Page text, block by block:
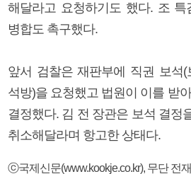
해달라고 요청하기도 했다. 조
병합도 촉구했다.
앞서 검찰은 재판부에 직권 보석
석방)을 요청했고 법원이 이를 받
결정했다. 김 전 장관은 보석 결정
취소해달라며 항고한 상태다.
ⓒ국제신문(www.kookje.co.kr), 무단 전